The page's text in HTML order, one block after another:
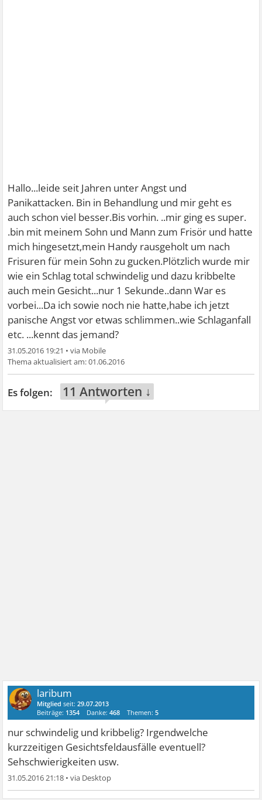
Hallo...leide seit Jahren unter Angst und
Panikattacken. Bin in Behandlung und mir geht es
auch schon viel besser.Bis vorhin. ..mir ging es super.
.bin mit meinem Sohn und Mann zum Frisör und hatte
mich hingesetzt,mein Handy rausgeholt um nach
Frisuren für mein Sohn zu gucken.Plötzlich wurde mir
wie ein Schlag total schwindelig und dazu kribbelte
auch mein Gesicht...nur 1 Sekunde..dann War es
vorbei...Da ich sowie noch nie hatte,habe ich jetzt
panische Angst vor etwas schlimmen..wie Schlaganfall
etc. ...kennt das jemand?
31.05.2016 19:21 •
01.06.2016
11 Antworten ↓
laribum
Mitglied seit:29.07.2013
Beiträge: 1354 Danke:468 Themen:5
nur schwindelig und kribbelig? Irgendwelche
kurzzeitigen Gesichtsfeldausfälle eventuell?
Sehschwierigkeiten usw.
31.05.2016 21:18 •